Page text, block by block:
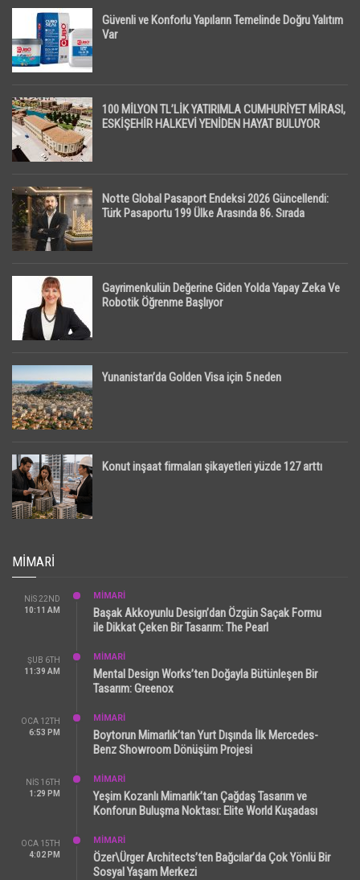
Güvenli ve Konforlu Yapıların Temelinde Doğru Yalıtım
Var
100 MİLYON TL’LİK YATIRIMLA CUMHURİYET MİRASI,
ESKİŞEHİR HALKEVİ YENİDEN HAYAT BULUYOR
Notte Global Pasaport Endeksi 2026 Güncellendi:
Türk Pasaportu 199 Ülke Arasında 86. Sırada
Gayrimenkulün Değerine Giden Yolda Yapay Zeka Ve
Robotik Öğrenme Başlıyor
Yunanistan’da Golden Visa için 5 neden
Konut inşaat firmaları şikayetleri yüzde 127 arttı
MIMARI
NIS 22ND
10:11 AM
MİMARİ
Başak Akkoyunlu Design’dan Özgün Saçak Formu
ile Dikkat Çeken Bir Tasarım: The Pearl
ŞUB 6TH
11:39 AM
MİMARİ
Mental Design Works’ten Doğayla Bütünleşen Bir
Tasarım: Greenox
OCA 12TH
6:53 PM
MİMARİ
Boytorun Mimarlık’tan Yurt Dışında İlk Mercedes-
Benz Showroom Dönüşüm Projesi
NIS 16TH
1:29 PM
MİMARİ
Yeşim Kozanlı Mimarlık’tan Çağdaş Tasarım ve
Konforun Buluşma Noktası: Elite World Kuşadası
OCA 15TH
4:02 PM
MİMARİ
Özer\Ürger Architects’ten Bağcılar’da Çok Yönlü Bir
Sosyal Yaşam Merkezi